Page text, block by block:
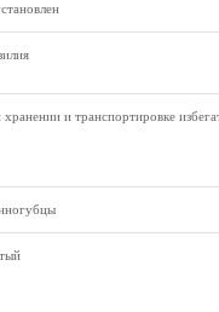
и транспортировке